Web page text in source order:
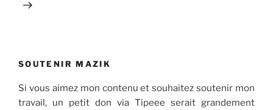
SOUTENIR MAZIK
Si vous aimez mon contenu et souhaitez soutenir mon
travail, un petit don via Tipeee serait grandement